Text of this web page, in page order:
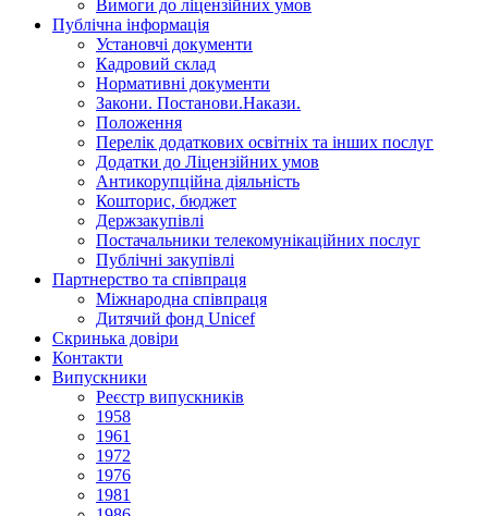
Вимоги до ліцензійних умов
Публічна інформація
Установчi документи
Кадровий склад
Нормативнi документи
Закони. Постанови.Накази.
Положення
Перелік додаткових освітніх та інших послуг
Додатки до Ліцензійних умов
Антикорупційна діяльність
Кошторис, бюджет
Держзакупiвлi
Постачальники телекомунікаційних послуг
Публічні закупівлі
Партнерство та співпраця
Міжнародна співпраця
Дитячий фонд Unicef
Скринька довіри
Контакти
Випускники
Реєстр випускників
1958
1961
1972
1976
1981